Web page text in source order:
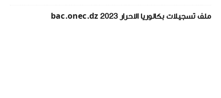
ملف تسجيلات بكالوريا الاحرار 2023 bac.onec.dz